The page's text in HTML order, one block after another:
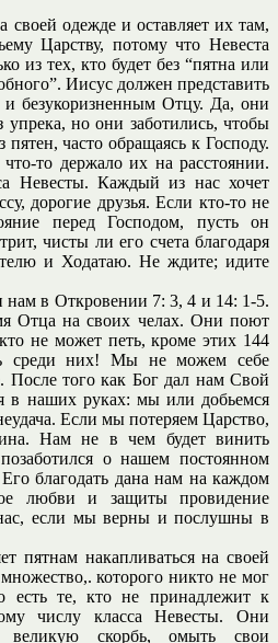
своей одежде и оставляет их там,
Царству, потому что Невеста
из тех, кто будет без “пятна или
Иисус должен представить
и безукоризненным Отцу. Да, они
упрека, но они заботились, чтобы
часто обращаясь к Господу.
то держало их на расстоянии.
Невесты. Каждый из нас хочет
дорогие друзья. Если кто-то не
перед Господом, пусть он
чисты ли его счета благодаря
и Ходатаю. Не ждите; идите
нам в Откровении 7: 3, 4 и 14: 1-5.
Отца на своих челах. Они поют
не может петь, кроме этих 144
среди них! Мы не можем себе
После того как Бог дал нам Свой
в наших руках: мы или добьемся
Если мы потеряем Царство,
Нам не в чем будет винить
о нашем постоянном
благодать дана нам на каждом
любви и защиты провидение
если мы верны и послушны в
пятнам накапливаться на своей
которого никто не мог
есть те, кто не принадлежит к
числу класса Невесты. Они
великую скорбь, омыть свои